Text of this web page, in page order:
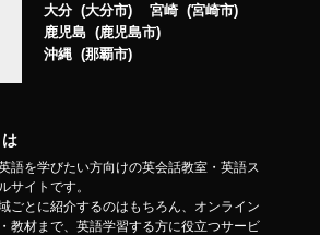
大分
大分市 宮崎
宮崎市
鹿児島
鹿児島市
沖縄
那覇市
語を学びたい方向けの英会話教室・英語ス
サイトです。
ごとに紹介するのはもちろん、オンライン
教材まで、英語学習する方に役立つサービ